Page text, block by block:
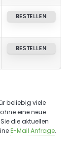
BESTELLEN
BESTELLEN
beliebig viele
eine neue
die aktuellen
E-Mail Anfrage.